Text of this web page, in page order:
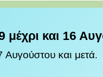
μέχρι και 16
και μετά.